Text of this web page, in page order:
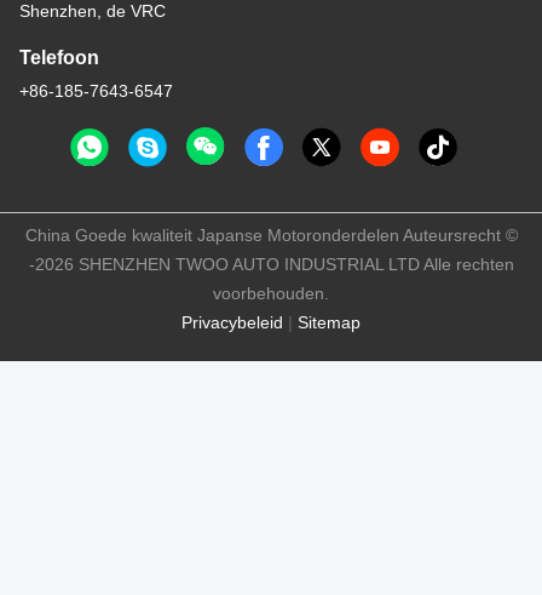
Shenzhen, de VRC
Telefoon
+86-185-7643-6547
Privacybeleid | Sitemap
China Goede kwaliteit Japanse Motoronderdelen Auteursrecht ©
-2026 SHENZHEN TWOO AUTO INDUSTRIAL LTD Alle rechten
voorbehouden.